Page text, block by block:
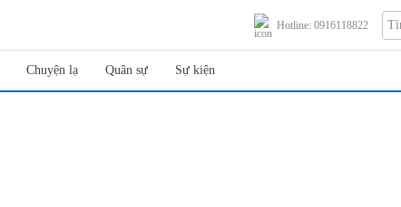
Hotline: 0916118822
Chuyện lạ Quân sự Sự kiện